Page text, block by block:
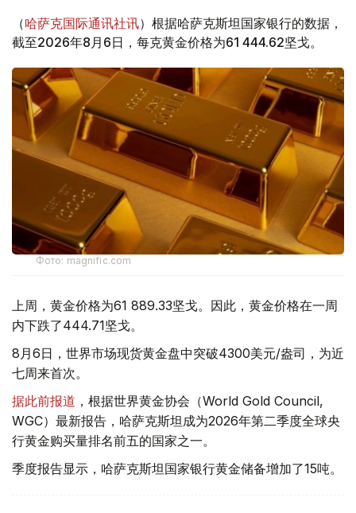
（哈萨克国际通讯社讯）根据哈萨克斯坦国家银行的数据，
截至2026年8月6日，每克黄金价格为61 444.62坚戈。
Фото: magnific.com
上周，黄金价格为61 889.33坚戈。因此，黄金价格在一周
内下跌了444.71坚戈。
8月6日，世界市场现货黄金盘中突破4300美元/盎司，为近
七周来首次。
据此前报道 ，根据世界黄金协会（World Gold Council,
WGC）最新报告，哈萨克斯坦成为2026年第二季度全球央
行黄金购买量排名前五的国家之一。
季度报告显示，哈萨克斯坦国家银行黄金储备增加了15吨。